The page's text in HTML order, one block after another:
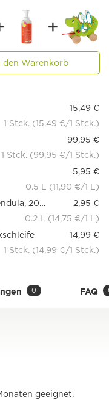
den Warenkorb
15,49 €
1 Stck. (15,49 €/1 Stck.)
99,95 €
1 Stck. (99,95 €/1 Stck.)
5,95 €
0.5 L (11,90 €/1 L)
Sonett Kinder-Schaumseife Calendula, 200 ml
2,95 €
0.2 L (14,75 €/1 L)
14,99 €
1 Stck. (14,99 €/1 Stck.)
0 FAQ
geeignet.